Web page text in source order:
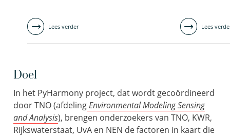
Lees verder Lees
Doel
In het PyHarmony project, dat wordt gecoördineerd
door TNO (afdelingEnvironmental Modeling Sensing
and Analysis), brengen onderzoekers van TNO, KWR,
Rijkswaterstaat, UvA en NEN de factoren in kaart die